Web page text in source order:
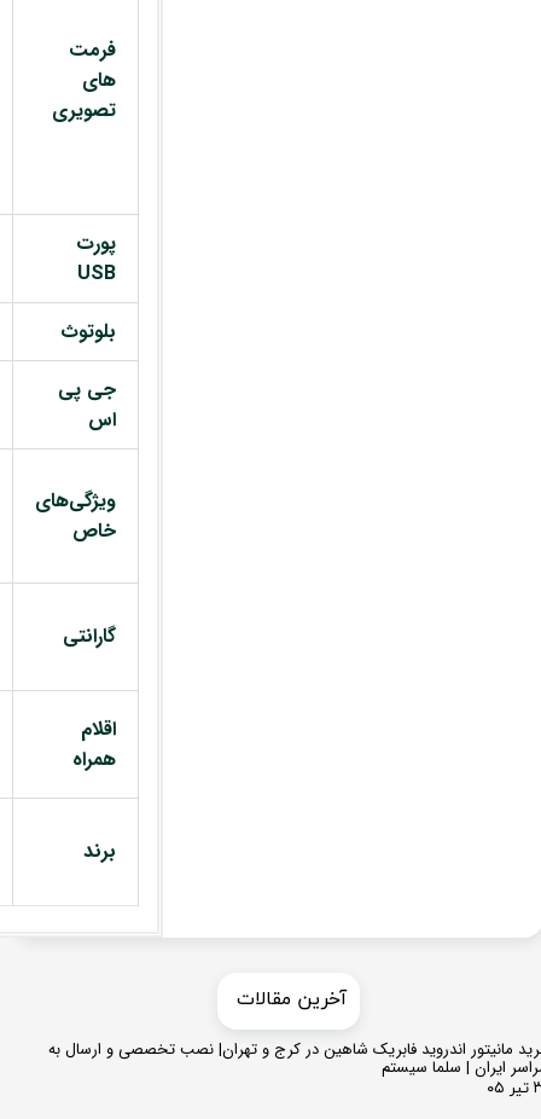
فرمت
های
تصویری
پورت
USB
بلوتوث
جی پی
اس
ویژگی‌های
خاص
گارانتی
اقلام
همراه
برند
مانیتور اندروید فابریک شاهین در کرج و تهران| نصب تخصصی و ارسال به
ایران | سلما سیستم
​​آخرین مقالات